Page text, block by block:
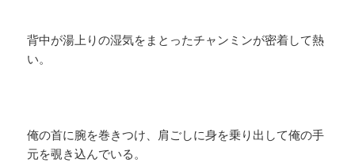
背中が湯上りの湿気をまとったチャンミンが密着して熱
い。
俺の首に腕を巻きつけ、肩ごしに身を乗り出して俺の手
元を覗き込んでいる。